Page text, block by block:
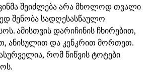
შეიძლება არა მხოლოდ თვალი
შენობა სადღესასწაულო
ამისთვის დარიჩინის ჩხირებით,
ანისულით და კენკრით მორთეთ.
რომ წიწვის ტოტები